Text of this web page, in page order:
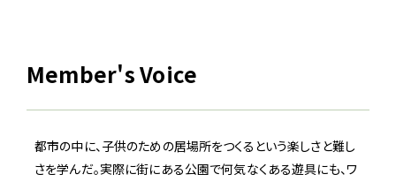
Member's Voice
都市の中に、子供のための居場所をつくるという楽しさと難し
さを学んだ。実際に街にある公園で何気なくある遊具にも、ワ